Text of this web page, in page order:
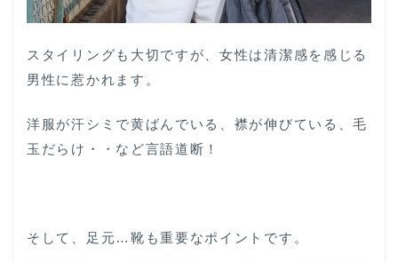
スタイリングも大切ですが、女性は清潔感を感じる
男性に惹かれます。
洋服が汗シミで黄ばんでいる、襟が伸びている、毛
玉だらけ・・など言語道断！
そして、足元…靴も重要なポイントです。